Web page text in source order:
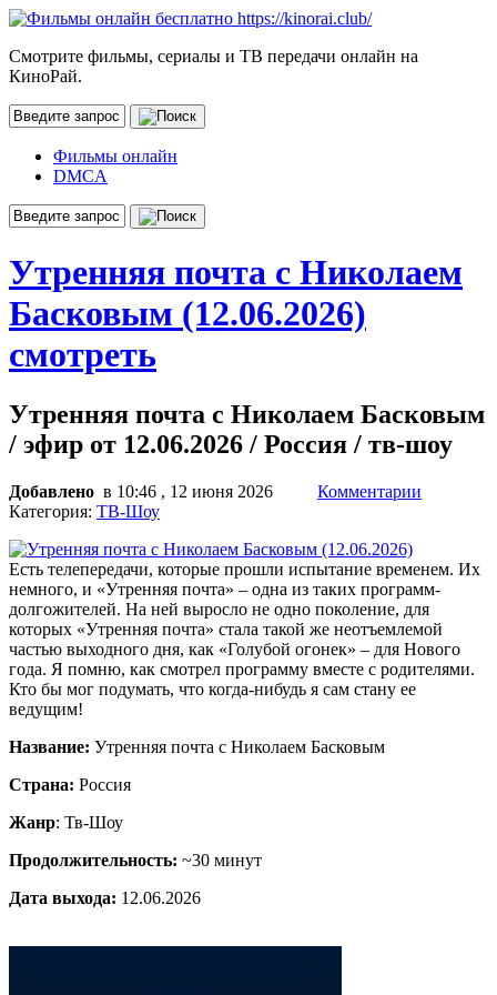
Смотрите фильмы, сериалы и ТВ передачи онлайн на
КиноРай.
Фильмы онлайн
DMCA
Утренняя почта с Николаем
Басковым (12.06.2026)
смотреть
Утренняя почта с Николаем Басковым
/ эфир от 12.06.2026 / Россия / тв-шоу
Добавлено в 10:46 , 12 июня 2026
Комментарии
Категория: ТВ-Шоу
Есть телепередачи, которые прошли испытание временем. Их
немного, и «Утренняя почта» – одна из таких программ-
долгожителей. На ней выросло не одно поколение, для
которых «Утренняя почта» стала такой же неотъемлемой
частью выходного дня, как «Голубой огонек» – для Нового
года. Я помню, как смотрел программу вместе с родителями.
Кто бы мог подумать, что когда-нибудь я сам стану ее
ведущим!
Название: Утренняя почта с Николаем Басковым
Страна: Россия
Жанр: Тв-Шоу
Продолжительность: ~30 минут
Дата выхода: 12.06.2026